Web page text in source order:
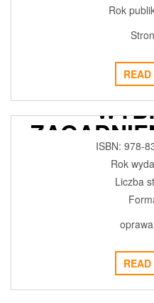
Rok
OBLICZA
ISBN: 978-
Rok
Liczba